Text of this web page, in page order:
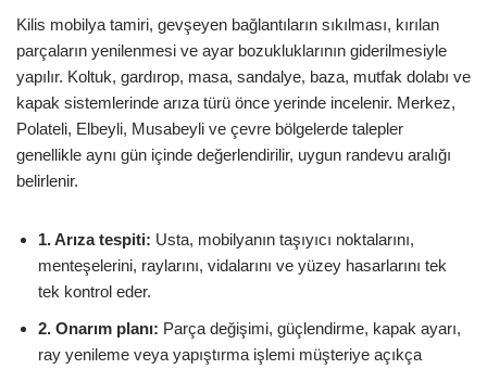
Kilis mobilya tamiri, gevşeyen bağlantıların sıkılması, kırılan
parçaların yenilenmesi ve ayar bozukluklarının giderilmesiyle
yapılır. Koltuk, gardırop, masa, sandalye, baza, mutfak dolabı ve
kapak sistemlerinde arıza türü önce yerinde incelenir. Merkez,
Polateli, Elbeyli, Musabeyli ve çevre bölgelerde talepler
genellikle aynı gün içinde değerlendirilir, uygun randevu aralığı
belirlenir.
1. Arıza tespiti: Usta, mobilyanın taşıyıcı noktalarını,
menteşelerini, raylarını, vidalarını ve yüzey hasarlarını tek
tek kontrol eder.
2. Onarım planı: Parça değişimi, güçlendirme, kapak ayarı,
ray yenileme veya yapıştırma işlemi müşteriye açıkça